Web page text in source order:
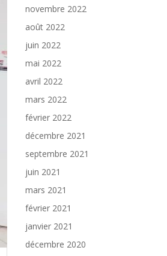
novembre 2022
août 2022
juin 2022
mai 2022
avril 2022
mars 2022
février 2022
décembre 2021
septembre 2021
juin 2021
mars 2021
février 2021
janvier 2021
décembre 2020